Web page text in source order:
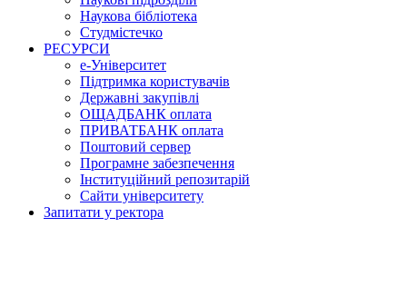
Наукова бібліотека
Студмістечко
РЕСУРСИ
е-Університет
Підтримка користувачів
Державні закупівлі
ОЩАДБАНК оплата
ПРИВАТБАНК оплата
Поштовий сервер
Програмне забезпечення
Інституційний репозитарій
Сайти університету
Запитати у ректора